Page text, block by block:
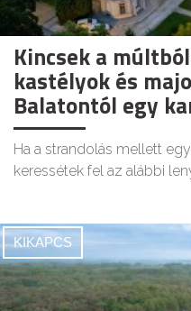
Kincsek a
kastélyok és
Balatontól egy
Ha a strandolás mellett
keressétek fel az alábbi
KIKAPCS